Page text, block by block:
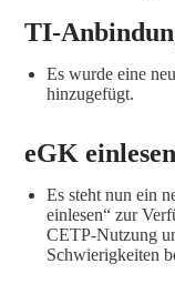
TI-
Es wurde eine
hinzugefügt.
eGK einlesen
Es steht nun ein
einlesen“ zur
CETP-Nutzung
Schwierigkeiten